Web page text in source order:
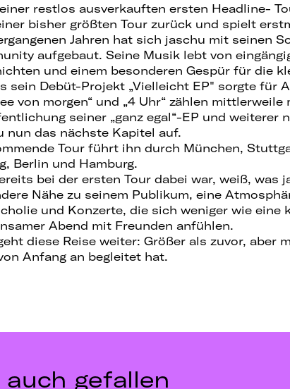
restlos ausverkauften ersten Headline-
bisher größten Tour zurück und spielt
Jahren hat sich jaschu mit seinen
aufgebaut. Seine Musik lebt von
und einem besonderen Gespür für die
sein Debüt-Projekt „Vielleicht EP" sorgte für
von morgen“ und „4 Uhr“ zählen
seiner „ganz egal“-EP und weiterer
nun das nächste Kapitel auf.
Tour führt ihn durch München,
Berlin und Hamburg.
bei der ersten Tour dabei war, weiß, was
Nähe zu seinem Publikum, eine
und Konzerte, die sich weniger wie eine
Abend mit Freunden anfühlen.
diese Reise weiter: Größer als zuvor, aber
Anfang an begleitet hat.
gefallen